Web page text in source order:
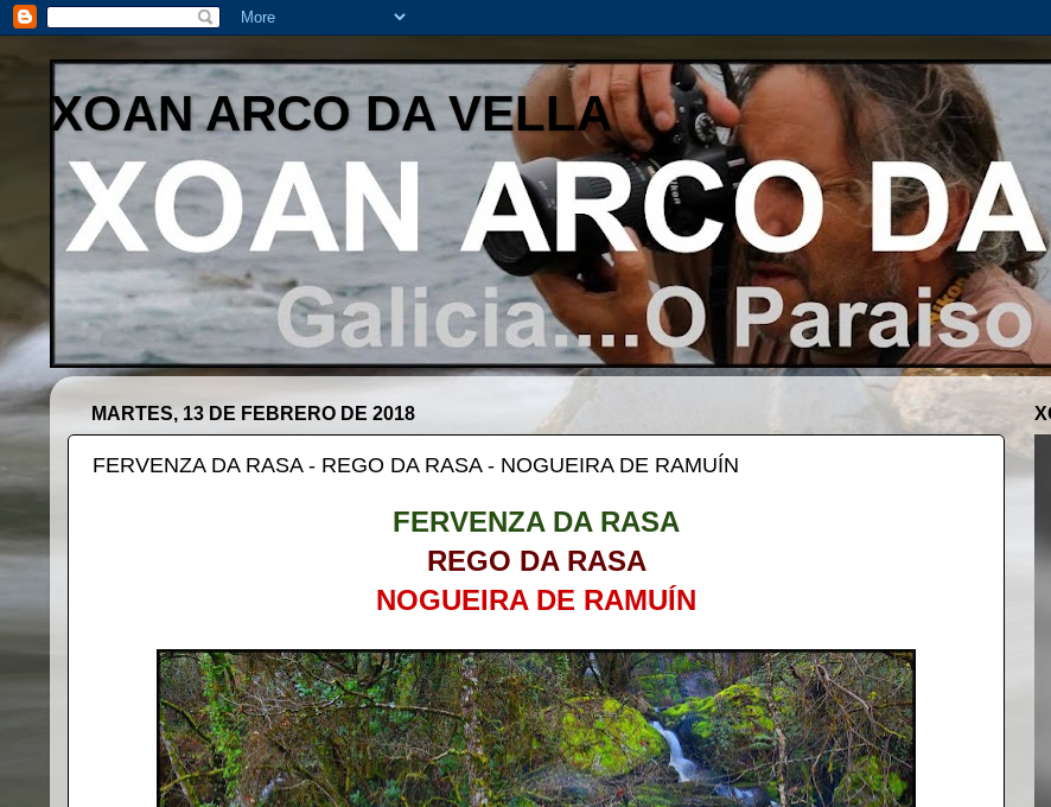
XOAN ARCO DA VELLA
MARTES, 13 DE FEBRERO DE 2018
FERVENZA DA RASA - REGO DA RASA - NOGUEIRA DE RAMUÍN
FERVENZA DA RASA
REGO DA RASA
NOGUEIRA DE RAMUÍN